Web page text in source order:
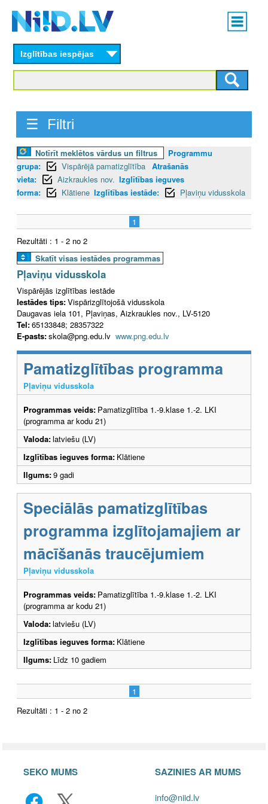
content
Main
menu
Izglītības iespējas
☰ Filtri
Notīrīt meklētos vārdus un filtrus
Programmu
grupa:
Vispārējā pamatizglītība Atrašanās
vieta:
Aizkraukles nov. Izglītības ieguves
forma:
Klātiene Izglītības iestāde: Pļaviņu vidusskola
1
Rezultāti : 1 - 2 no 2
Skatīt visas iestādes programmas
Pļaviņu vidusskola
Vispārējās izglītības iestāde
Iestādes tips:Vispārizglītojošā vidusskola
Daugavas iela 101, Pļaviņas, Aizkraukles nov., LV-5120
Tel:65133848; 28357322
E-pasts:skola@png.edu.lv www.png.edu.lv
Pamatizglītības programma
Pļaviņu vidusskola
Programmas veids: Pamatizglītība 1.-9.klase 1.-2. LKI
(programma ar kodu 21)
Valoda:latviešu (LV)
Izglītības ieguves forma: Klātiene
Ilgums:9 gadi
Speciālās pamatizglītības
programma izglītojamajiem ar
mācīšanās traucējumiem
Pļaviņu vidusskola
Programmas veids: Pamatizglītība 1.-9.klase 1.-2. LKI
(programma ar kodu 21)
Valoda:latviešu (LV)
Izglītības ieguves forma: Klātiene
Ilgums: Līdz 10 gadiem
1
Rezultāti : 1 - 2 no 2
SEKO MUMS SAZINIES AR MUMS
info@niid.lv